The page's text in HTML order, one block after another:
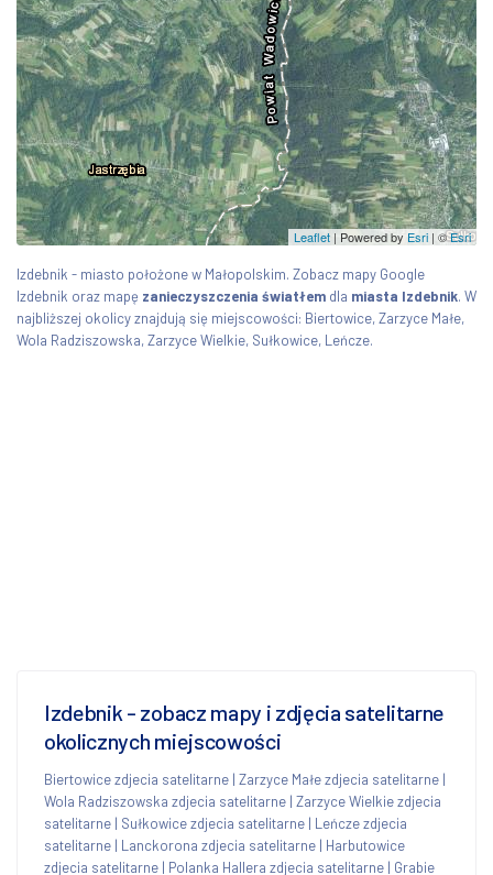
Leaflet | Powered by Esri | ©Esri
Izdebnik - miasto położone w Małopolskim. Zobacz mapy Google
Izdebnik oraz mapę zanieczyszczenia światłem dla miasta Izdebnik. W
najbliższej okolicy znajdują się miejscowości: Biertowice, Zarzyce Małe,
Wola Radziszowska, Zarzyce Wielkie, Sułkowice, Leńcze.
Izdebnik - zobacz mapy i zdjęcia satelitarne
okolicznych miejscowości
Biertowice zdjecia satelitarne | Zarzyce Małe zdjecia satelitarne |
Wola Radziszowska zdjecia satelitarne | Zarzyce Wielkie zdjecia
satelitarne | Sułkowice zdjecia satelitarne | Leńcze zdjecia
satelitarne | Lanckorona zdjecia satelitarne | Harbutowice
zdjecia satelitarne | Polanka Hallera zdjecia satelitarne | Grabie